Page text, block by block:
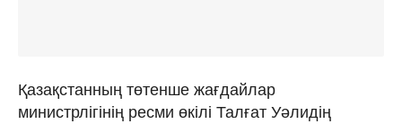
Қазақстанның төтенше жағдайлар
министрлігінің ресми өкілі Талғат Уәлидің